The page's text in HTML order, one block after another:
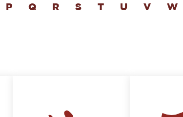
P Q R S T U V W